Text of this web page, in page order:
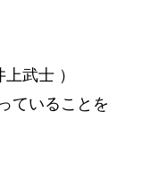
武士 ）
ていることを